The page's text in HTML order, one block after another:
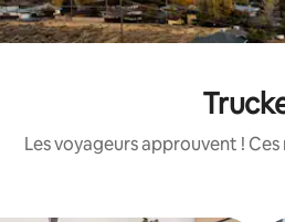
Les voyageurs approuvent !